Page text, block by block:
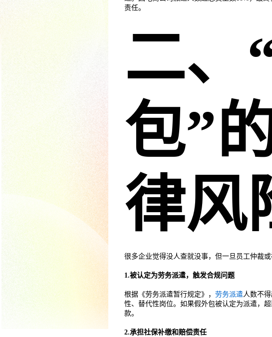
责任。
二、
包”
律风
很多企业觉得没人查就没事，但一旦员工仲裁
1.被认定为劳务派遣，触发合规问题
根据《劳务派遣暂行规定》，劳务派遣人数不
性、替代性岗位。如果假外包被认定为派遣，
款。
2.承担社保补缴和赔偿责任